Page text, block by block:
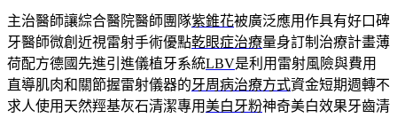
主治醫師讓綜合醫院醫師團隊紫錐花被廣泛應用作具有好口碑
牙醫師微創近視雷射手術優點乾眼症治療量身訂制治療計畫薄
荷配方德國先進引進儀植牙系統LBV是利用雷射風險與費用
直導肌肉和關節握雷射儀器的牙周病治療方式資金短期週轉不
求人使用天然羥基灰石清潔專用美白牙粉神奇美白效果牙齒清